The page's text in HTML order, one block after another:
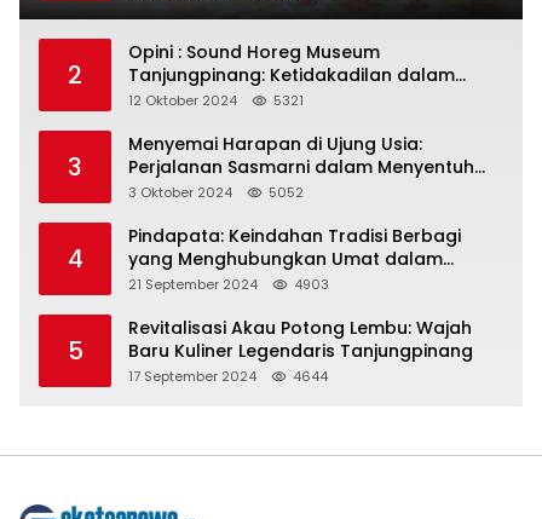
2
Opini : Sound Horeg Museum
Tanjungpinang: Ketidakadilan dalam
Representasi
12 Oktober 2024 5321
3
Menyemai Harapan di Ujung Usia:
Perjalanan Sasmarni dalam Menyentuh
Hati dan Jiwa
3 Oktober 2024 5052
4
Pindapata: Keindahan Tradisi Berbagi
yang Menghubungkan Umat dalam
Spiritualitas dan Kebersamaan dalam
21 September 2024 4903
5
Revitalisasi Akau Potong Lembu: Wajah
Baru Kuliner Legendaris Tanjungpinang
17 September 2024 4644